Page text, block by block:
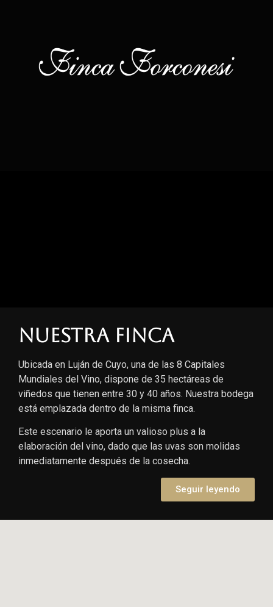
Nuestra finca
Ubicada en Luján de Cuyo, una de las 8 Capitales
Mundiales del Vino, dispone de 35 hectáreas de
viñedos que tienen entre 30 y 40 años. Nuestra bodega
está emplazada dentro de la misma finca.
Este escenario le aporta un valioso plus a la
elaboración del vino, dado que las uvas son molidas
inmediatamente después de la cosecha.
Seguir leyendo